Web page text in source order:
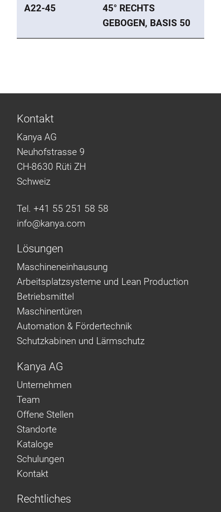
A22-45
45° RECHTS
GEBOGEN, BASIS 50
Kontakt
Kanya AG
Neuhofstrasse 9
CH-8630 Rüti ZH
Schweiz
Tel. +41 55 251 58 58
info@kanya.com
Lösungen
Maschineneinhausung
Arbeitsplatzsysteme und Lean Production
Betriebsmittel
Maschinentüren
Automation & Fördertechnik
Schutzkabinen und Lärmschutz
Kanya AG
Unternehmen
Team
Offene Stellen
Standorte
Kataloge
Schulungen
Kontakt
Rechtliches